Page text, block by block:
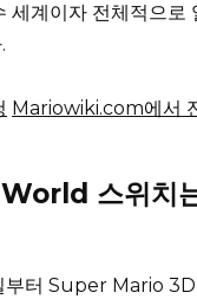
세계이자 전체적으로
Mariowiki.com에서
스위치
부터 Super Mario